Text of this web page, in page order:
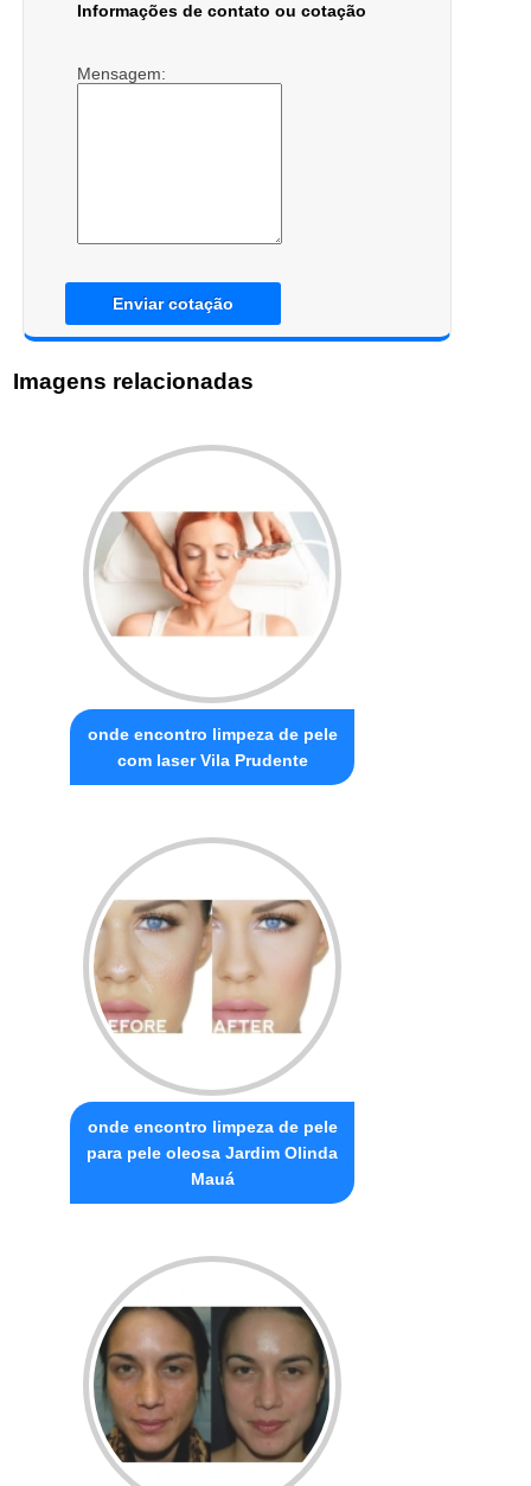
Informações de contato ou cotação
Mensagem:
Enviar cotação
Imagens relacionadas
onde encontro limpeza de pele
com laser Vila Prudente
onde encontro limpeza de pele
para pele oleosa Jardim Olinda
Mauá